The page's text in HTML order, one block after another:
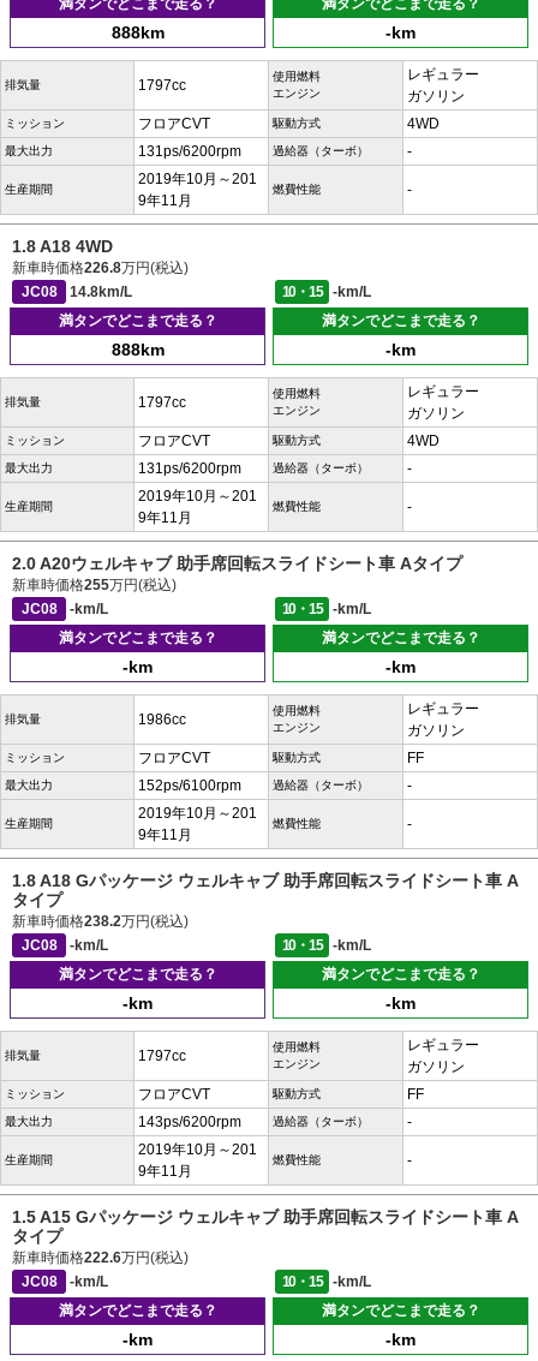
満タンでどこまで走る？
888km
満タンでどこまで走る？
-km
排気量 1797cc
使用燃料
エンジン
レギュラー
ガソリン
ミッション フロアCVT 駆動方式 4WD
最大出力 131ps/6200rpm 過給器（ターボ） -
生産期間
2019年10月～201
9年11月
燃費性能 -
1.8 A18 4WD
新車時価格226.8万円(税込)
JC08
14.8km/L 10・15
-km/L
満タンでどこまで走る？
888km
満タンでどこまで走る？
-km
排気量 1797cc
使用燃料
エンジン
レギュラー
ガソリン
ミッション フロアCVT 駆動方式 4WD
最大出力 131ps/6200rpm 過給器（ターボ） -
生産期間
2019年10月～201
9年11月
燃費性能 -
2.0 A20ウェルキャブ 助手席回転スライドシート車 Aタイプ
新車時価格255万円(税込)
JC08
-km/L 10・15
-km/L
満タンでどこまで走る？
-km
満タンでどこまで走る？
-km
排気量 1986cc
使用燃料
エンジン
レギュラー
ガソリン
ミッション フロアCVT 駆動方式 FF
最大出力 152ps/6100rpm 過給器（ターボ） -
生産期間
2019年10月～201
9年11月
燃費性能 -
1.8 A18 Gパッケージ ウェルキャブ 助手席回転スライドシート車 A
タイプ
新車時価格238.2万円(税込)
JC08
-km/L 10・15
-km/L
満タンでどこまで走る？
-km
満タンでどこまで走る？
-km
排気量 1797cc
使用燃料
エンジン
レギュラー
ガソリン
ミッション フロアCVT 駆動方式 FF
最大出力 143ps/6200rpm 過給器（ターボ） -
生産期間
2019年10月～201
9年11月
燃費性能 -
1.5 A15 Gパッケージ ウェルキャブ 助手席回転スライドシート車 A
タイプ
新車時価格222.6万円(税込)
JC08
-km/L 10・15
-km/L
満タンでどこまで走る？
-km
満タンでどこまで走る？
-km